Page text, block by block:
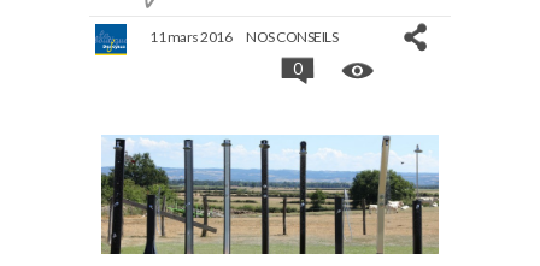
11 mars 2016 NOS CONSEILS
0